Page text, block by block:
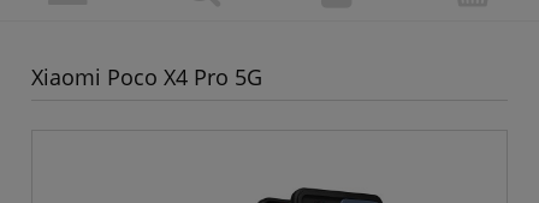
Xiaomi Poco X4 Pro 5G